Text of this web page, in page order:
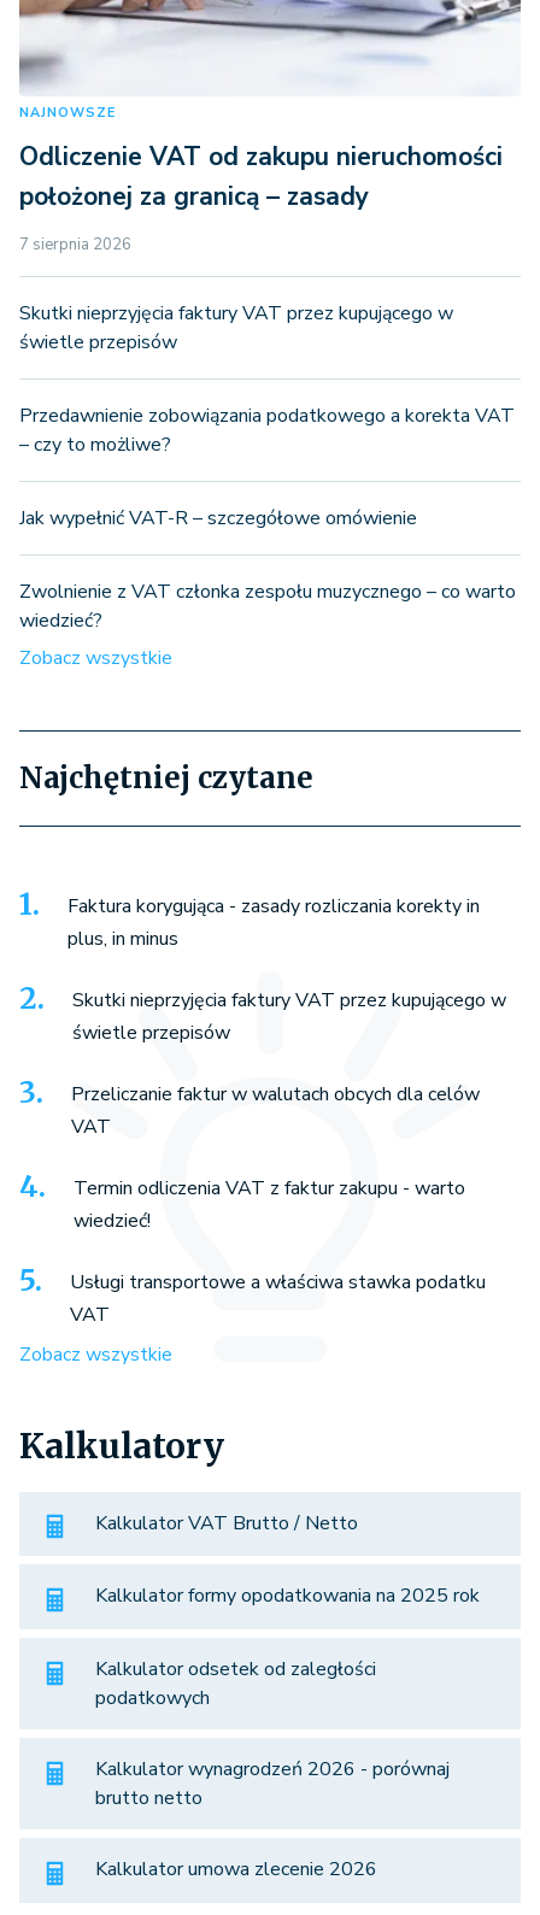
NAJNOWSZE
Odliczenie VAT od zakupu nieruchomości
położonej za granicą – zasady
7 sierpnia 2026
Skutki nieprzyjęcia faktury VAT przez kupującego w
świetle przepisów
Przedawnienie zobowiązania podatkowego a korekta VAT
– czy to możliwe?
Jak wypełnić VAT-R – szczegółowe omówienie
Zwolnienie z VAT członka zespołu muzycznego – co warto
wiedzieć?
Zobacz wszystkie
Najchętniej czytane
Faktura korygująca - zasady rozliczania korekty in
plus, in minus
Skutki nieprzyjęcia faktury VAT przez kupującego w
świetle przepisów
Przeliczanie faktur w walutach obcych dla celów
VAT
Termin odliczenia VAT z faktur zakupu - warto
wiedzieć!
Usługi transportowe a właściwa stawka podatku
VAT
Zobacz wszystkie
Kalkulatory
Kalkulator VAT Brutto / Netto
Kalkulator formy opodatkowania na 2025 rok
Kalkulator odsetek od zaległości
podatkowych
Kalkulator wynagrodzeń 2026 - porównaj
brutto netto
Kalkulator umowa zlecenie 2026